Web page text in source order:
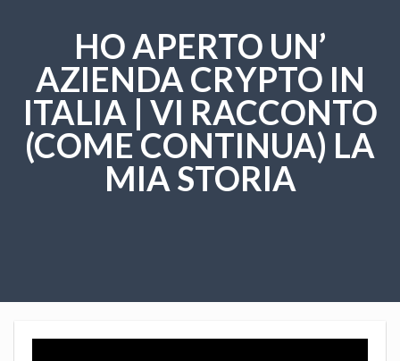
HO APERTO UN’
AZIENDA CRYPTO IN
ITALIA | VI RACCONTO
(COME CONTINUA) LA
MIA STORIA